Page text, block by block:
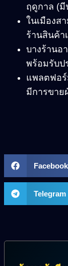
ฤดูกาล (
ในเมืองส
ร้านสินค้า
บางร้านอ
พร้อมรับป
แพลตฟอร์
มีการขาย
Facebook
Telegram